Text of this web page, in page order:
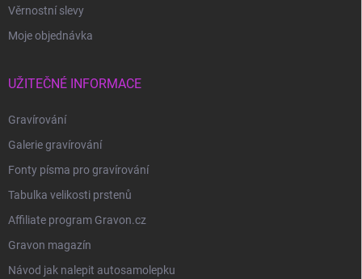
Věrnostní slevy
Moje objednávka
UŽITEČNÉ INFORMACE
Gravírování
Galerie gravírování
Fonty písma pro gravírování
Tabulka velikosti prstenů
Affiliate program Gravon.cz
Gravon magazín
Návod jak nalepit autosamolepku